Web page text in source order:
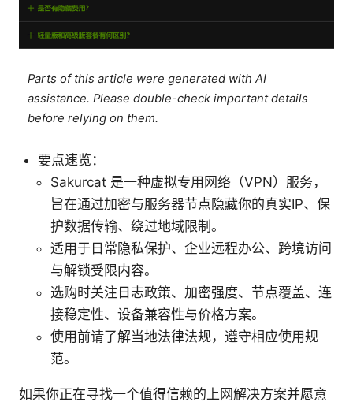
Parts of this article were generated with AI
assistance. Please double-check important details
before relying on them.
要点速览：
Sakurcat 是一种虚拟专用网络（VPN）服务，
旨在通过加密与服务器节点隐藏你的真实IP、保
护数据传输、绕过地域限制。
适用于日常隐私保护、企业远程办公、跨境访问
与解锁受限内容。
选购时关注日志政策、加密强度、节点覆盖、连
接稳定性、设备兼容性与价格方案。
使用前请了解当地法律法规，遵守相应使用规
范。
如果你正在寻找一个值得信赖的上网解决方案并愿意